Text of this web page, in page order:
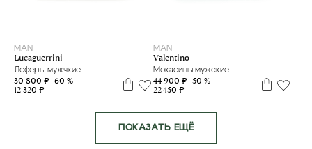
MAN
Lucaguerrini
Лоферы мужчкие
30 800 ₽- 60 %
12 320 ₽
MAN
Valentino
Мокасины мужские
44 900 ₽- 50 %
22 450 ₽
ПОКАЗАТЬ ЕЩЁ